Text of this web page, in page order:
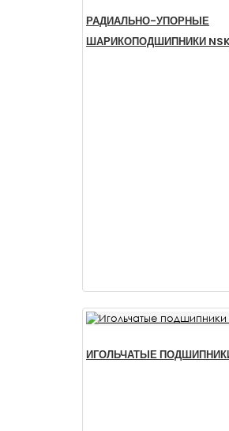
РАДИАЛЬНО-УПОРНЫЕ
ШАРИКОПОДШИПНИКИ
ИГОЛЬЧАТЫЕ